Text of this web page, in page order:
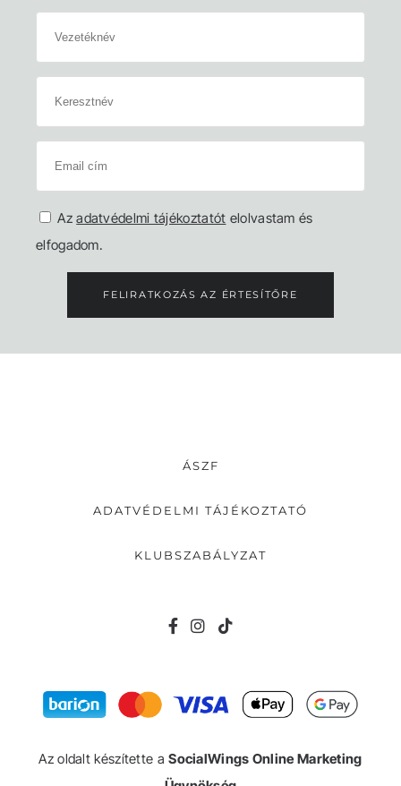
Azadatvédelmi tájékoztatót elolvastam és
elfogadom.
FELIRATKOZÁS AZ ÉRTESÍTŐRE
ÁSZF
ADATVÉDELMI TÁJÉKOZTATÓ
KLUBSZABÁLYZAT
Az oldalt készítette aSocialWings Online Marketing